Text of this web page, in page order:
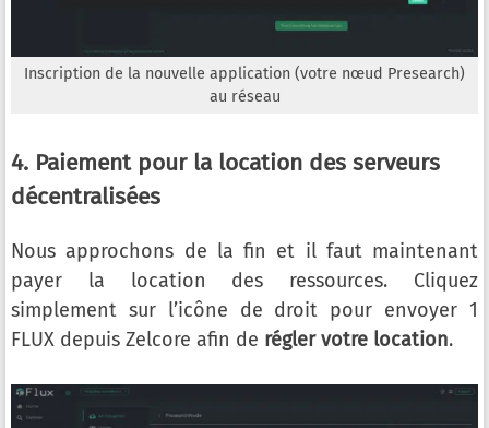
Inscription de la nouvelle application (votre nœud Presearch)
au réseau
4. Paiement pour la location des serveurs
décentralisées
Nous approchons de la fin et il faut maintenant
payer la location des ressources. Cliquez
simplement sur l’icône de droit pour envoyer 1
FLUX depuis Zelcore afin de régler votre location.